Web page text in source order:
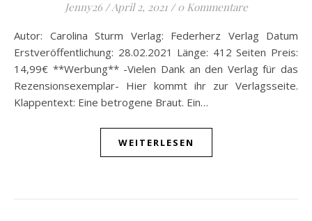
Jenny26 /April 2, 2021 / 0 Kommentare
Autor: Carolina Sturm Verlag: Federherz Verlag Datum
Erstveröffentlichung: 28.02.2021 Länge: 412 Seiten Preis:
14,99€ **Werbung** -Vielen Dank an den Verlag für das
Rezensionsexemplar- Hier kommt ihr zur Verlagsseite.
Klappentext: Eine betrogene Braut. Ein…
WEITERLESEN